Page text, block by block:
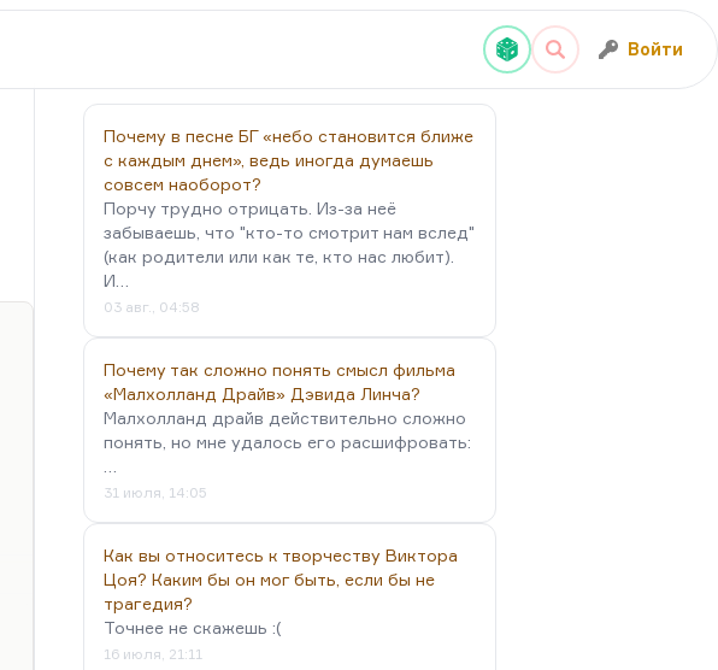
Войти
Почему в песне БГ «небо становится ближе
с каждым днем», ведь иногда думаешь
совсем наоборот?
Порчу трудно отрицать. Из-за неё
забываешь, что "кто-то смотрит нам вслед"
(как родители или как те, кто нас любит).
И…
03 авг., 04:58
Почему так сложно понять смысл фильма
«Малхолланд Драйв» Дэвида Линча?
Малхолланд драйв действительно сложно
понять, но мне удалось его расшифровать:
31 июля, 14:05
Как вы относитесь к творчеству Виктора
Цоя? Каким бы он мог быть, если бы не
трагедия?
Точнее не скажешь :(
16 июля, 21:11